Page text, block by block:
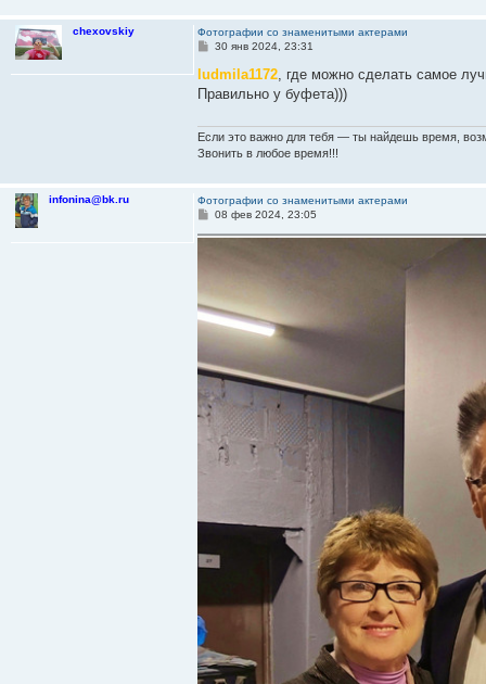
chexovskiy
Фотографии со знаменитыми актерами
С
о
щ
и
е
30 янв 2024, 23:31
ludmila1172 , где можно сделать самое
Правильно у буфета)))
Если это важно для тебя — ты найдешь время,
Звонить в любое время!!!
infonina@bk.ru
Фотографии со знаменитыми актерами
С
о
и
е
08 фев 2024, 23:05